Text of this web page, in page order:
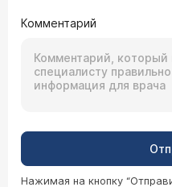
Комментарий
Нажимая на кнопку